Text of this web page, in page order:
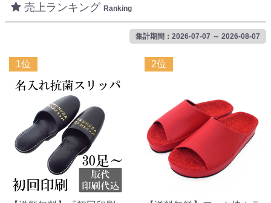
売上ランキング Ranking
集計期間：2026-07-07 ～ 2026-08-07
1位 2位